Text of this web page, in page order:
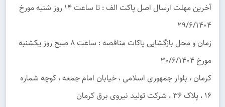
آخرین مهلت ارسال اصل پاکت الف : تا ساعت 14 روز شنبه مورخ
29/6/1404
زمان و محل بازگشایی پاکات مناقصه : ساعت 8 صبح روز یکشنبه
مورخ 30/6/1404
کرمان ، بلوار جمهوری اسلامی ، خیابان امام جمعه ، کوچه شماره
16 ، پلاک 36 ، شرکت تولید نیروی برق کرمان